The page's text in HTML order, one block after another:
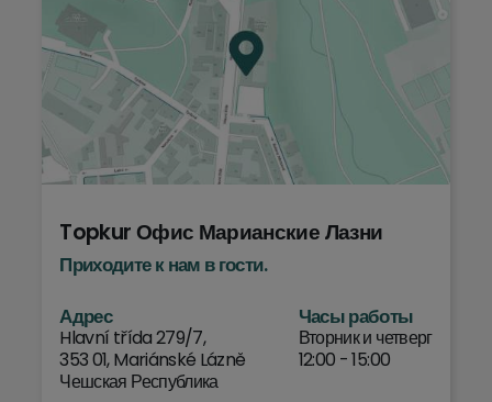
Topkur Офис Марианские Лазни
Приходите к нам в гости.
Адрес
Hlavní třída 279/7,
353 01, Mariánské Lázně
Чешская Республика
Часы работы
Вторник и четверг
12:00 - 15:00